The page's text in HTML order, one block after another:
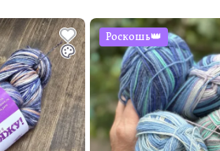
Роскошь👑